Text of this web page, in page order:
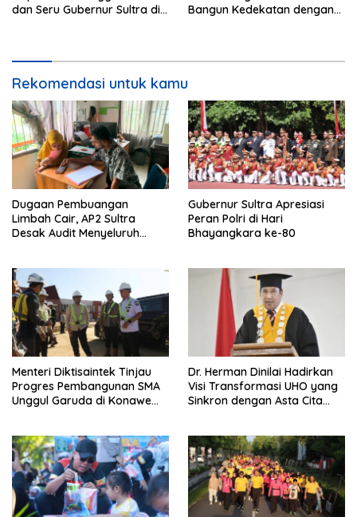
dan Seru Gubernur Sultra di
Bangun Kedekatan dengan
Rekomendasi untuk kamu
Dugaan Pembuangan
Limbah Cair, AP2 Sultra
Desak Audit Menyeluruh
Hukum
Gubernur Sultra Apresiasi
Peran Polri di Hari
Bhayangkara ke-80
Menteri Diktisaintek Tinjau
Progres Pembangunan SMA
Unggul Garuda di Konawe
Dr. Herman Dinilai Hadirkan
Visi Transformasi UHO yang
Sinkron dengan Asta Cita